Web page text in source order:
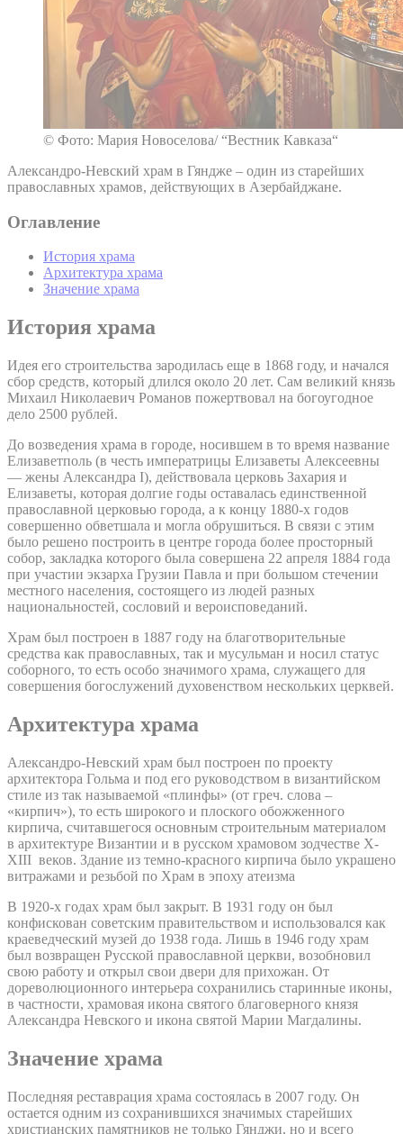
© Фото: Мария Новоселова/ “Вестник Кавказа“
Александро-Невский храм в Гяндже – один из старейших
православных храмов, действующих в Азербайджане.
Оглавление
История храма
Архитектура храма
Значение храма
История храма
Идея его строительства зародилась еще в 1868 году, и начался
сбор средств, который длился около 20 лет. Сам великий князь
Михаил Николаевич Романов пожертвовал на богоугодное
дело 2500 рублей.
До возведения храма в городе, носившем в то время название
Елизаветполь (в честь императрицы Елизаветы Алексеевны
— жены Александра I), действовала церковь Захария и
Елизаветы, которая долгие годы оставалась единственной
православной церковью города, а к концу 1880-х годов
совершенно обветшала и могла обрушиться. В связи с этим
было решено построить в центре города более просторный
собор, закладка которого была совершена 22 апреля 1884 года
при участии экзарха Грузии Павла и при большом стечении
местного населения, состоящего из людей разных
национальностей, сословий и вероисповеданий.
Храм был построен в 1887 году на благотворительные
средства как православных, так и мусульман и носил статус
соборного, то есть особо значимого храма, служащего для
совершения богослужений духовенством нескольких церквей.
Архитектура храма
Александро-Невский храм был построен по проекту
архитектора Гольма и под его руководством в византийском
стиле из так называемой «плинфы» (от греч. слова –
«кирпич»), то есть широкого и плоского обожженного
кирпича, считавшегося основным строительным материалом
в архитектуре Византии и в русском храмовом зодчестве X-
XIII веков. Здание из темно-красного кирпича было украшено
витражами и резьбой по Храм в эпоху атеизма
В 1920-х годах храм был закрыт. В 1931 году он был
конфискован советским правительством и использовался как
краеведческий музей до 1938 года. Лишь в 1946 году храм
был возвращен Русской православной церкви, возобновил
свою работу и открыл свои двери для прихожан. От
дореволюционного интерьера сохранились старинные иконы,
в частности, храмовая икона святого благоверного князя
Александра Невского и икона святой Марии Магдалины.
Значение храма
Последняя реставрация храма состоялась в 2007 году. Он
остается одним из сохранившихся значимых старейших
христианских памятников не только Гянджи, но и всего